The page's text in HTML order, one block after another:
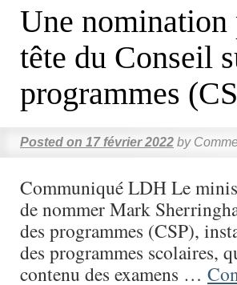
Une nomination
tête du Conseil
programmes
Posted on 17 février 2022 by
Communiqué LDH Le
de nommer Mark
des programmes (CSP),
des programmes scolaires,
contenu des examens …